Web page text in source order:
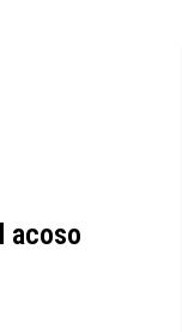
acoso